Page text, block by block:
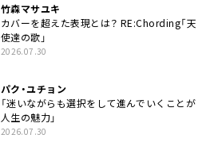
竹森マサユキ
カバーを超えた表現とは？ RE:Chording「天
使達の歌」
2026.07.30
パク・ユチョン
「迷いながらも選択をして進んでいくことが
人生の魅力」
2026.07.30